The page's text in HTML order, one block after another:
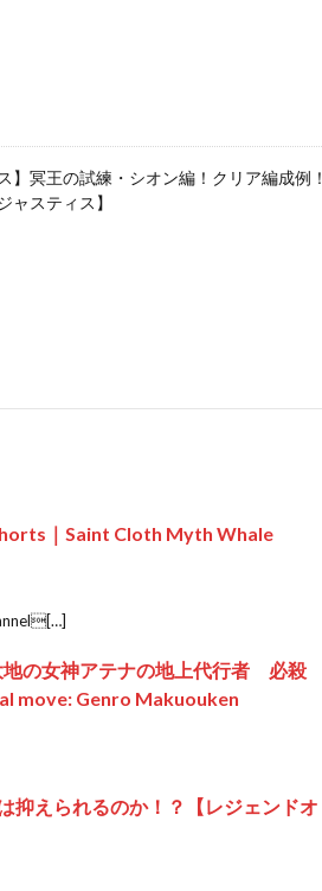
】冥王の試練・シオン編！クリア編成例！
ャスティス】
｜Saint Cloth Myth Whale
女神アテナの地上代行者 必殺
Genro Makuouken
抑えられるのか！？【レジェンドオ